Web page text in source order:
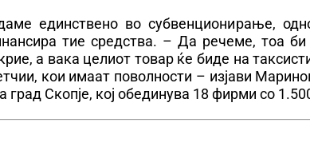
единствено во субвенционирање,
тие средства. – Да речеме, тоа
а вака целиот товар ќе биде на
кои имаат поволности – изјави
град Скопје, кој обединува 18 фирми со